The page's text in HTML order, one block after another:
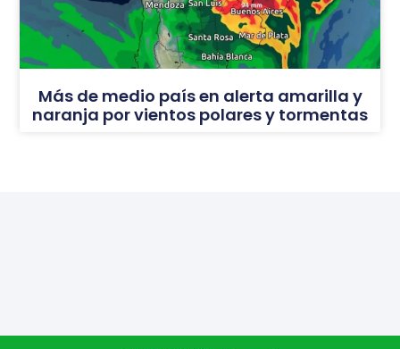
Más de medio país en alerta amarilla y
naranja por vientos polares y tormentas